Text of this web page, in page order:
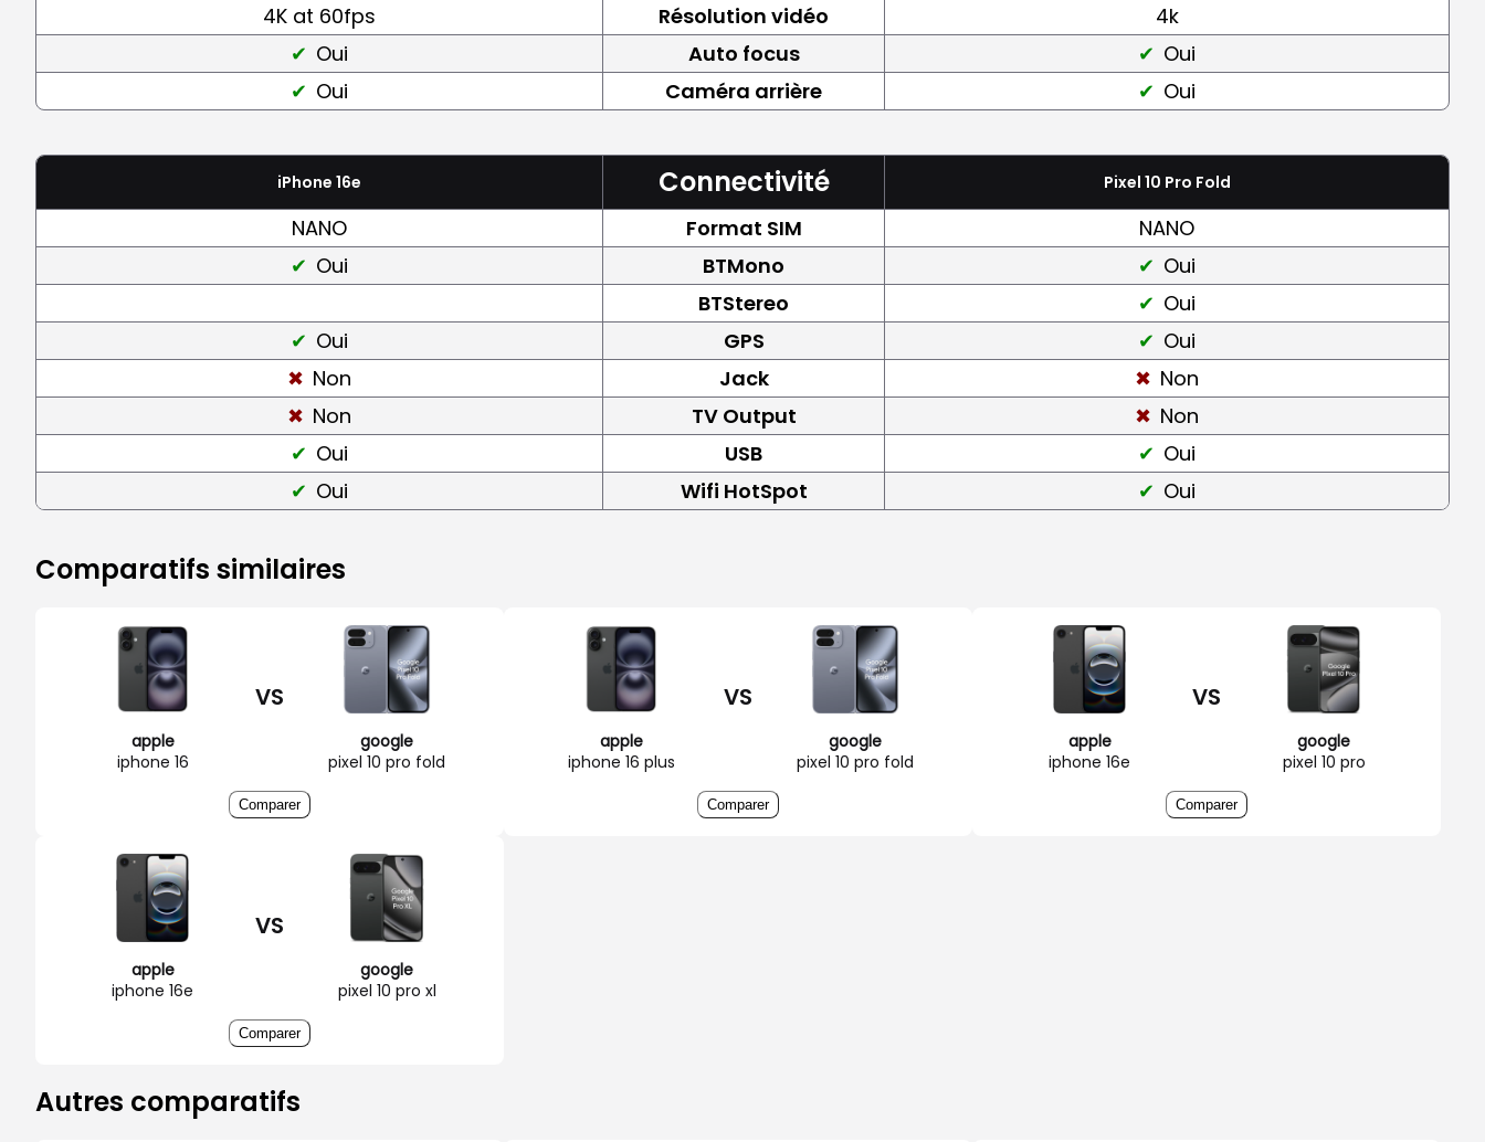
4K at 60fps
Résolution vidéo
4k
Oui
Auto focus
Oui
Oui
Caméra arrière Oui
iPhone 16e Connectivité Pixel 10 Pro Fold
NANO Format SIM
NANO
Oui
BTMono
Oui
BTStereo
Oui
Oui
GPS
Oui
Non
Jack
Non
Non
TV Output
Non
Oui
USB
Oui
Oui
Wifi HotSpot Oui
Comparatifs similaires
apple
iphone 16
VS
google
pixel 10 pro fold
Comparer
apple
iphone 16 plus
VS
google
pixel 10 pro fold
Comparer
apple
iphone 16e
VS
google
pixel 10 pro
Comparer
apple
iphone 16e
VS
google
pixel 10 pro xl
Comparer
Autres comparatifs